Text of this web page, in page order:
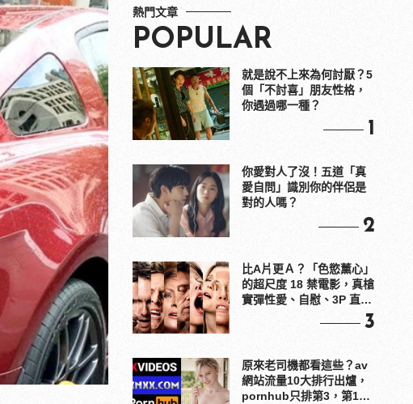
熱門文章
POPULAR
就是說不上來為何討厭？5
個「不討喜」朋友性格，
你遇過哪一種？
1
你愛對人了沒！五道「真
愛自問」識別你的伴侶是
對的人嗎？
2
比A片更Ａ？「色慾薰心」
的超尺度 18 禁電影，真槍
實彈性愛、自慰、3P 直接
3
原來老司機都看這些？av
網站流量10大排行出爐，
pornhub只排第3，第1名